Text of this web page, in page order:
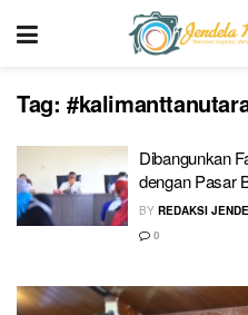
Tag:
Dibangunkan
dengan Pasar
BY REDAKSI
0